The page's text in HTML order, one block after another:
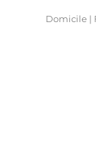
Domicile |